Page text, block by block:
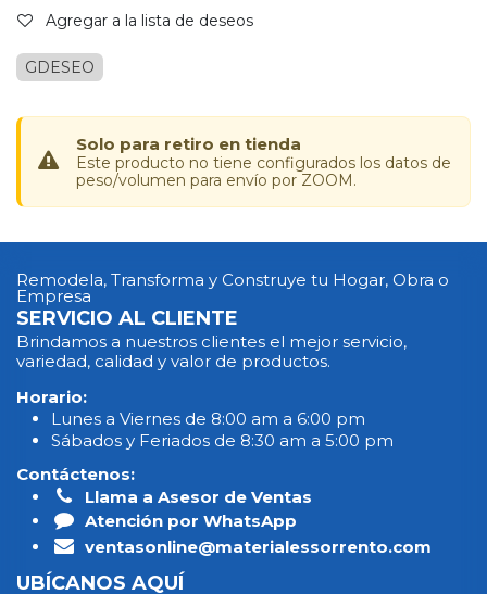
Agregar a la lista de deseos
GDESEO
Solo para retiro en tienda
Este producto no tiene configurados los datos de
peso/volumen para envío por ZOOM.
Remodela, Transforma y Construye tu Hogar, Obra o
Empresa
SERVICIO AL CLIENTE
Brindamos a nuestros clientes el mejor servicio,
variedad, calidad y valor de productos.
Horario:
Lunes a Viernes de 8:00 am a 6:00 pm
Sábados y Feriados de 8:30 am a 5:00 pm
Contáctenos:
Llama a Asesor de Ventas
Atención por WhatsApp
ventasonline@materialessorrento.com
UBÍCANOS AQUÍ